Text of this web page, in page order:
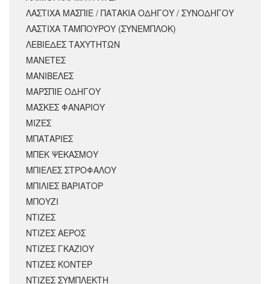
ΛΑΣΤΙΧΑ ΜΑΣΠΙΕ / ΠΑΤΑΚΙΑ ΟΔΗΓΟΥ / ΣΥΝΟΔΗΓΟΥ
ΛΑΣΤΙΧΑ ΤΑΜΠΟΥΡΟΥ (ΣΥΝΕΜΠΛΟΚ)
ΛΕΒΙΕΔΕΣ ΤΑΧΥΤΗΤΩΝ
ΜΑΝΕΤΕΣ
ΜΑΝΙΒΕΛΕΣ
ΜΑΡΣΠΙΕ ΟΔΗΓΟΥ
ΜΑΣΚΕΣ ΦΑΝΑΡΙΟΥ
ΜΙΖΕΣ
ΜΠΑΤΑΡΙΕΣ
ΜΠΕΚ ΨΕΚΑΣΜΟΥ
ΜΠΙΕΛΕΣ ΣΤΡΟΦΑΛΟΥ
ΜΠΙΛΙΕΣ ΒΑΡΙΑΤΟΡ
ΜΠΟΥΖΙ
ΝΤΙΖΕΣ
ΝΤΙΖΕΣ ΑΕΡΟΣ
ΝΤΙΖΕΣ ΓΚΑΖΙΟΥ
ΝΤΙΖΕΣ ΚΟΝΤΕΡ
ΝΤΙΖΕΣ ΣΥΜΠΛΕΚΤΗ